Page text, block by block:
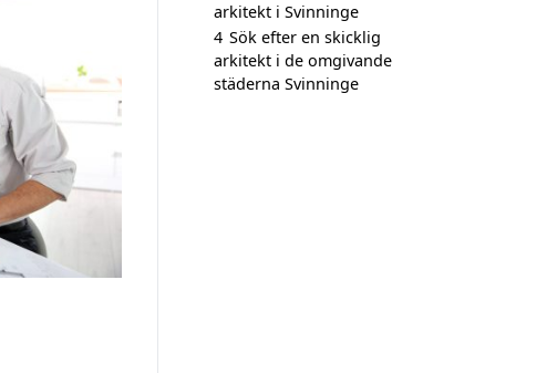
arkitekt i Svinninge
4 Sök efter en skicklig
arkitekt i de omgivande
städerna Svinninge